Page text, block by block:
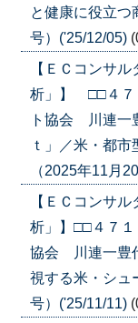
と健康に役立つ
号）('25/12/05)
【ＥＣコンサ
析」】 □□４７
ト協会 川連一
ｔ」／米・都
（2025年11月
【ＥＣコンサ
析」】□□４７
協会 川連一豊
視する米・シュ
号）('25/11/11)